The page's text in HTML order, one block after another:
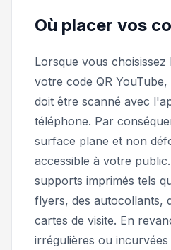
Où placer vos
Lorsque vous choisissez
votre code QR
doit être scanné avec
téléphone. Par
surface plane et non
accessible à votre
supports imprimés tels
flyers, des autocollants,
cartes de visite. En
irrégulières ou incurvées